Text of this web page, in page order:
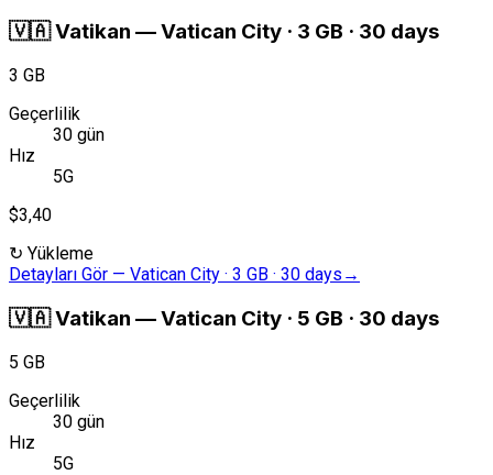
🇻🇦Vatikan —Vatican City · 3 GB · 30 days
3 GB
Geçerlilik
30 gün
Hız
5G
$3,40
↻ Yükleme
Detayları Gör — Vatican City · 3 GB · 30 days →
🇻🇦Vatikan —Vatican City · 5 GB · 30 days
5 GB
Geçerlilik
30 gün
Hız
5G